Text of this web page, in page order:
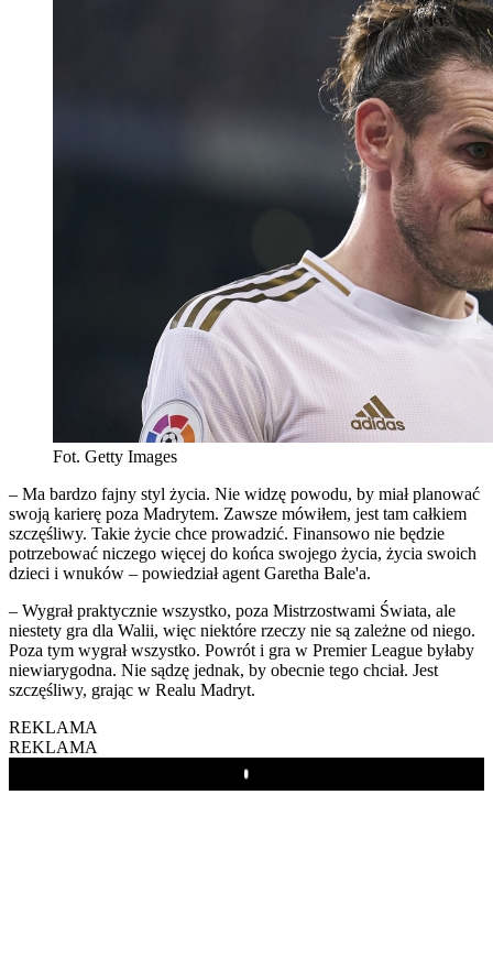
Fot. Getty Images
– Ma bardzo fajny styl życia. Nie widzę powodu, by miał planować
swoją karierę poza Madrytem. Zawsze mówiłem, jest tam całkiem
szczęśliwy. Takie życie chce prowadzić. Finansowo nie będzie
potrzebować niczego więcej do końca swojego życia, życia swoich
dzieci i wnuków – powiedział agent Garetha Bale'a.
– Wygrał praktycznie wszystko, poza Mistrzostwami Świata, ale
niestety gra dla Walii, więc niektóre rzeczy nie są zależne od niego.
Poza tym wygrał wszystko. Powrót i gra w Premier League byłaby
niewiarygodna. Nie sądzę jednak, by obecnie tego chciał. Jest
szczęśliwy, grając w Realu Madryt.
REKLAMA
REKLAMA
Play